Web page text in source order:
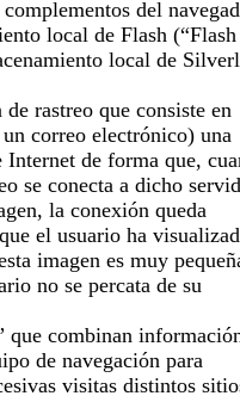
del
local de Flash (“Flash
local de
rastreo que consiste en
correo electrónico) una
de forma que,
se conecta a dicho
la conexión queda
el usuario ha
imagen es muy
no se percata de su
que combinan
de navegación para
visitas distintos